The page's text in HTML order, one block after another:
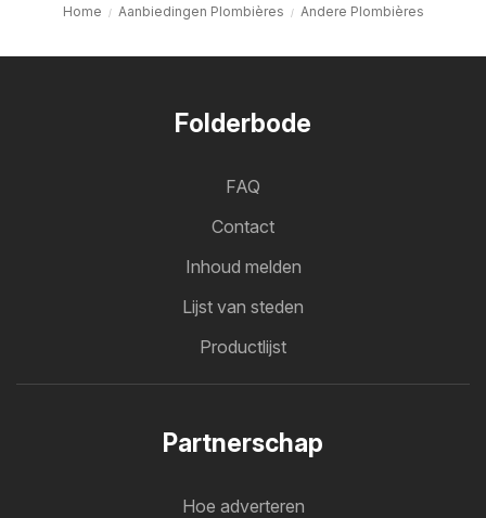
Home Aanbiedingen Plombières Andere Plombières
Folderbode
FAQ
Contact
Inhoud melden
Lijst van steden
Productlijst
Partnerschap
Hoe adverteren